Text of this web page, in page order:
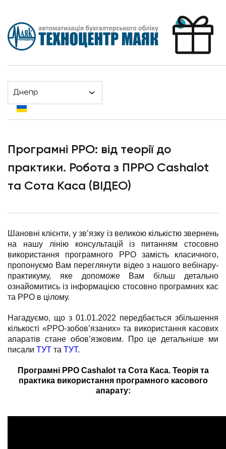
Днепр
Головна Новости
Програмні РРО: від теорії до практики. Робота з ПРРО
Програмні РРО: від теорії до
практики. Робота з ПРРО Cashalot
та Сота Каса (ВІДЕО)
Шановні клієнти, у зв’язку із великою кількістю звернень
на нашу лінію консультацій із питанням стосовно
використання програмного РРО замість класичного,
пропонуємо Вам переглянути відео з нашого вебінару-
практикуму, яке допоможе Вам більш детально
ознайомитись із інформацією стосовно програмних кас
та РРО в цілому.
Нагадуємо, що з 01.01.2022 передбається збільшення
кількості «РРО-зобов’язаних» та використання касових
апаратів стане обов’язковим. Про це детальніше ми
писали ТУТ та ТУТ.
Програмні РРО Cashalot та Сота Каса. Теорія та
практика використання програмного касового
апарату: